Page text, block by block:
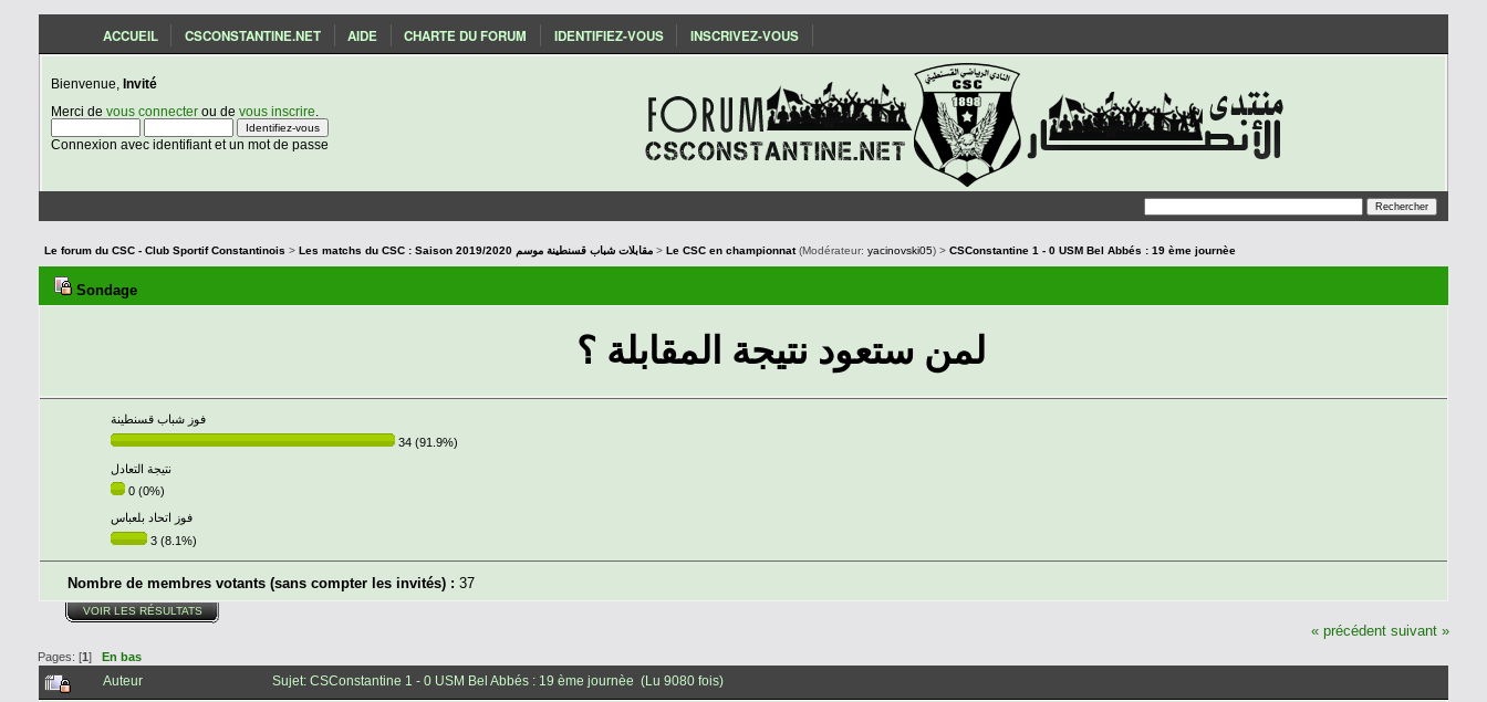
ACCUEIL CSCONSTANTINE.NET AIDE CHARTE DU FORUM IDENTIFIEZ-VOUS INSCRIVEZ-VOUS
Bienvenue, Invité
Merci de vous connecterou de vous inscrire
Connexion avec identifiant et un mot de passe
Le forum du CSC - Club Sportif Constantinois > Les matchs du CSC : Saison 2019/2020 مقابلات شباب قسنطينة موسم >Le CSC en championnat(Modérateur:yacinovski05) >CSConstantine 1 - 0 USM Bel Abbés : 19 ème journèe
Sondage
لمن ستعود نتيجة المقابلة ؟
فوز شباب قسنطينة
34 (91.9%)
نتيجة التعادل
0 (0%)
فوز اتحاد بلعباس
3 (8.1%)
Nombre de membres votants (sans compter les invités) : 37
VOIR LES RÉSULTATS
« précédent suivant »
Pages: [1] En bas
Auteur Sujet: CSConstantine 1 - 0 USM Bel Abbés : 19 ème journèe (Lu 9080 fois)